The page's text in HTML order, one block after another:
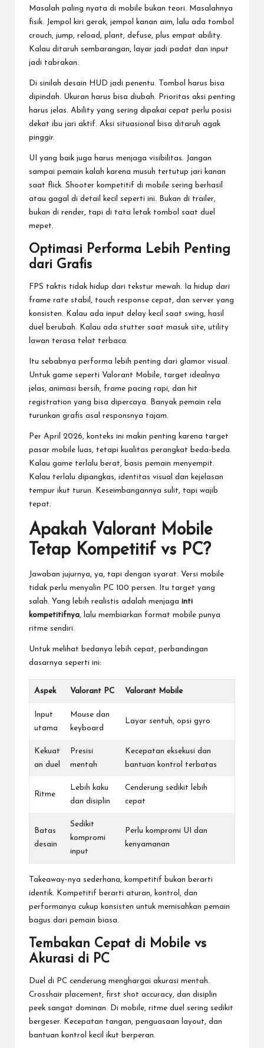
Masalah paling nyata di mobile bukan teori. Masalahnya
fisik. Jempol kiri gerak, jempol kanan aim, lalu ada tombol
crouch, jump, reload, plant, defuse, plus empat ability.
Kalau ditaruh sembarangan, layar jadi padat dan input
jadi tabrakan.
Di sinilah desain HUD jadi penentu. Tombol harus bisa
dipindah. Ukuran harus bisa diubah. Prioritas aksi penting
harus jelas. Ability yang sering dipakai cepat perlu posisi
dekat ibu jari aktif. Aksi situasional bisa ditaruh agak
pinggir.
UI yang baik juga harus menjaga visibilitas. Jangan
sampai pemain kalah karena musuh tertutup jari kanan
saat flick. Shooter kompetitif di mobile sering berhasil
atau gagal di detail kecil seperti ini. Bukan di trailer,
bukan di render, tapi di tata letak tombol saat duel
mepet.
Optimasi Performa Lebih Penting
dari Grafis
FPS taktis tidak hidup dari tekstur mewah. Ia hidup dari
frame rate stabil, touch response cepat, dan server yang
konsisten. Kalau ada input delay kecil saat swing, hasil
duel berubah. Kalau ada stutter saat masuk site, utility
lawan terasa telat terbaca.
Itu sebabnya performa lebih penting dari glamor visual.
Untuk game seperti Valorant Mobile, target idealnya
jelas, animasi bersih, frame pacing rapi, dan hit
registration yang bisa dipercaya. Banyak pemain rela
turunkan grafis asal responsnya tajam.
Per April 2026, konteks ini makin penting karena target
pasar mobile luas, tetapi kualitas perangkat beda-beda.
Kalau game terlalu berat, basis pemain menyempit.
Kalau terlalu dipangkas, identitas visual dan kejelasan
tempur ikut turun. Keseimbangannya sulit, tapi wajib
tepat.
Apakah Valorant Mobile
Tetap Kompetitif vs PC?
Jawaban jujurnya, ya, tapi dengan syarat. Versi mobile
tidak perlu menyalin PC 100 persen. Itu target yang
salah. Yang lebih realistis adalah menjaga inti
kompetitifnya, lalu membiarkan format mobile punya
ritme sendiri.
Untuk melihat bedanya lebih cepat, perbandingan
dasarnya seperti ini:
Aspek Valorant PC Valorant Mobile
Input
utama
Mouse dan
keyboard
Layar sentuh, opsi gyro
Kekuat
an duel
Presisi
mentah
Kecepatan eksekusi dan
bantuan kontrol terbatas
Ritme
Lebih kaku
dan disiplin
Cenderung sedikit lebih
cepat
Batas
desain
Sedikit
kompromi
input
Perlu kompromi UI dan
kenyamanan
Takeaway-nya sederhana, kompetitif bukan berarti
identik. Kompetitif berarti aturan, kontrol, dan
performanya cukup konsisten untuk memisahkan pemain
bagus dari pemain biasa.
Tembakan Cepat di Mobile vs
Akurasi di PC
Duel di PC cenderung menghargai akurasi mentah.
Crosshair placement, first shot accuracy, dan disiplin
peek sangat dominan. Di mobile, ritme duel sering sedikit
bergeser. Kecepatan tangan, penguasaan layout, dan
bantuan kontrol kecil ikut berperan.